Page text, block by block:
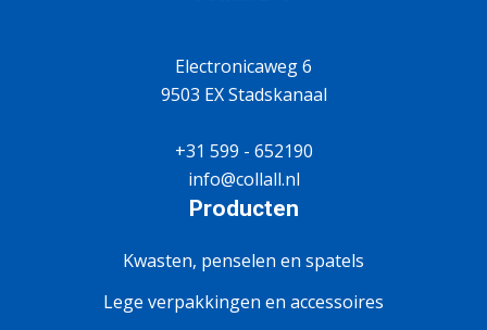
Electronicaweg 6
9503 EX Stadskanaal
+31 599 - 652190
info@collall.nl
Producten
Kwasten, penselen en spatels
Lege verpakkingen en accessoires